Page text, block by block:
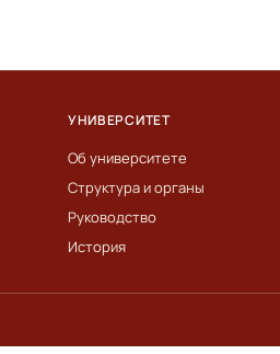
УНИВЕРСИТЕТ
Об университете
Структура и органы
Руководство
История